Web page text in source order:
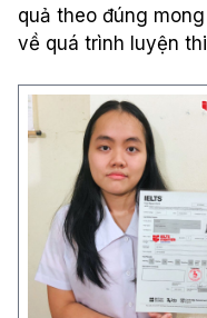
quả theo đúng mong
về quá trình luyện thi